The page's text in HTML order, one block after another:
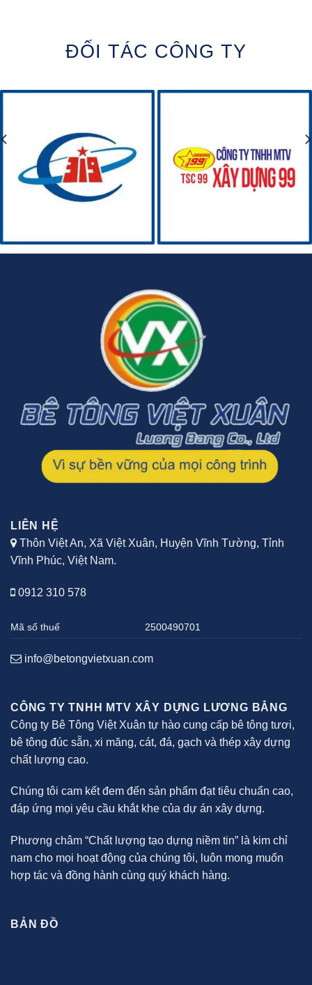
ĐỐI TÁC CÔNG TY
LIÊN HỆ
Thôn Việt An, Xã Việt Xuân, Huyện Vĩnh Tường, Tỉnh
Vĩnh Phúc, Việt Nam.
0912 310 578
Mã số thuế 2500490701
info@betongvietxuan.com
CÔNG TY TNHH MTV XÂY DỰNG LƯƠNG BẲNG
Công ty Bê Tông Việt Xuân tự hào cung cấp bê tông tươi,
bê tông đúc sẵn, xi măng, cát, đá, gạch và thép xây dựng
chất lượng cao.
Chúng tôi cam kết đem đến sản phẩm đạt tiêu chuẩn cao,
đáp ứng mọi yêu cầu khắt khe của dự án xây dựng.
Phương châm “Chất lượng tạo dựng niềm tin” là kim chỉ
nam cho mọi hoạt động của chúng tôi, luôn mong muốn
hợp tác và đồng hành cùng quý khách hàng.
BẢN ĐỒ